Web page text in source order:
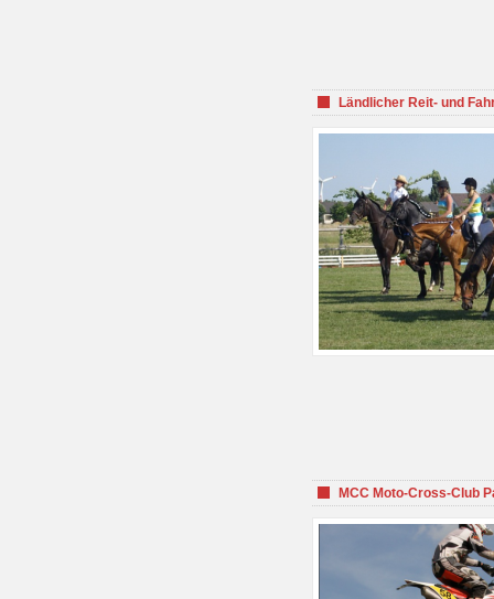
Ländlicher Reit- und
MCC Moto-Cross-Club